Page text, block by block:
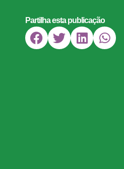
Partilha esta publicação